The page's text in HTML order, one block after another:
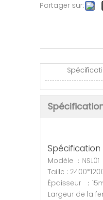
Partager sur:
Spécification
Modèle ：NSL01
Taille :
Épaisseur ：
Largeur de la